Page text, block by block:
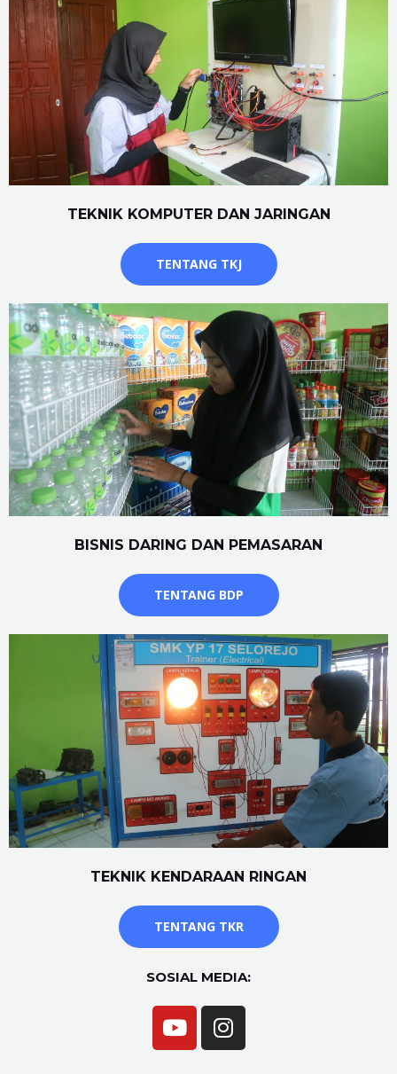
TEKNIK KOMPUTER DAN JARINGAN
TENTANG TKJ
BISNIS DARING DAN PEMASARAN
TENTANG BDP
TEKNIK KENDARAAN RINGAN
TENTANG TKR
SOSIAL MEDIA: